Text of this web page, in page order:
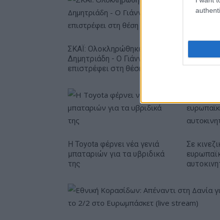
ΣΚΑΪ: Ολοκληρώθηκε η θητεία του Γρηγόρη
Δημητριάδη - Ο Γιάννης Αλαφούζος
επιστρέφει στη θέση του CEO
Η Toyota φέρνει νέα γενιά
μπαταριών για τα υβριδικά
της
Σε